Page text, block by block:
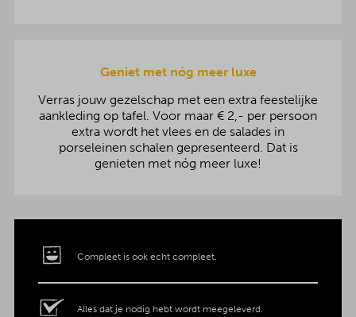
Geniet met nóg meer luxe
Verras jouw gezelschap met een extra feestelijke
aankleding op tafel. Voor maar € 2,- per persoon
extra wordt het vlees en de salades in
porseleinen schalen gepresenteerd. Dat is
genieten met nóg meer luxe!
Compleet is ook écht compleet.
Alles dat je nodig hebt wordt meegeleverd.